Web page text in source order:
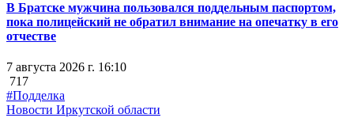
В Братске мужчина пользовался поддельным паспортом,
пока полицейский не обратил внимание на опечатку в его
отчестве
7 августа 2026 г. 16:10
717
#Подделка
Новости Иркутской области